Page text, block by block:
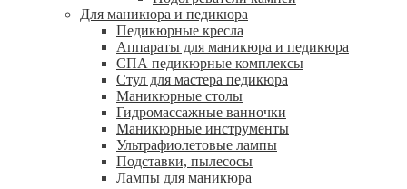
Для маникюра и педикюра
Педикюрные кресла
Аппараты для маникюра и педикюра
СПА педикюрные комплексы
Стул для мастера педикюра
Маникюрные столы
Гидромассажные ванночки
Маникюрные инструменты
Ультрафиолетовые лампы
Подставки, пылесосы
Лампы для маникюра